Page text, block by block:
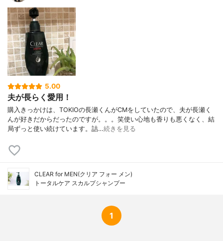
5.00
夫が長らく愛用！
購入きっかけは、TOKIOの長瀬くんがCMをしていたので、夫が長瀬く
んが好きだからだったのですが。。。笑使い心地も香りも悪くなく、結
局ずっと使い続けています。詰…続きを見る
CLEAR for MEN(クリア フォー メン)
トータルケア スカルプシャンプー
1